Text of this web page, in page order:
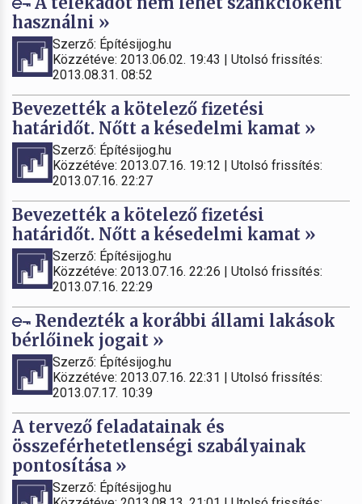
használni »
Szerző: Építésijog.hu
Közzétéve: 2013.06.02. 19:43 | Utolsó frissítés:
2013.08.31. 08:52
Bevezették a kötelező fizetési
határidőt. Nőtt a késedelmi kamat »
Szerző: Építésijog.hu
Közzétéve: 2013.07.16. 19:12 | Utolsó frissítés:
2013.07.16. 22:27
Bevezették a kötelező fizetési
határidőt. Nőtt a késedelmi kamat »
Szerző: Építésijog.hu
Közzétéve: 2013.07.16. 22:26 | Utolsó frissítés:
2013.07.16. 22:29
Rendezték a korábbi állami lakások
bérlőinek jogait »
Szerző: Építésijog.hu
Közzétéve: 2013.07.16. 22:31 | Utolsó frissítés:
2013.07.17. 10:39
A tervező feladatainak és
összeférhetetlenségi szabályainak
pontosítása »
Szerző: Építésijog.hu